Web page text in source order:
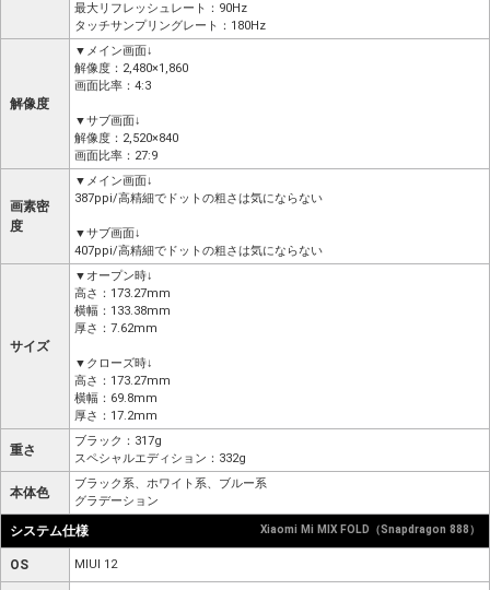
最大リフレッシュレート：90Hz
タッチサンプリングレート：180Hz
解像度
▼メイン画面↓
解像度：2,480×1,860
画面比率：4:3
▼サブ画面↓
解像度：2,520×840
画面比率：27:9
画素密
度
▼メイン画面↓
387ppi/高精細でドットの粗さは気にならない
▼サブ画面↓
407ppi/高精細でドットの粗さは気にならない
サイズ
▼オープン時↓
高さ：173.27mm
横幅：133.38mm
厚さ：7.62mm
▼クローズ時↓
高さ：173.27mm
横幅：69.8mm
厚さ：17.2mm
重さ
ブラック：317g
スペシャルエディション：332g
本体色
ブラック系、ホワイト系、ブルー系
グラデーション
システム仕様 Xiaomi Mi MIX FOLD（Snapdragon 888）
OS MIUI 12